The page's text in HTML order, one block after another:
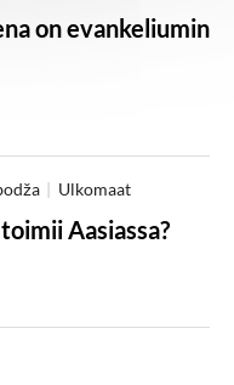
on evankeliumin
Ulkomaat
Aasiassa?